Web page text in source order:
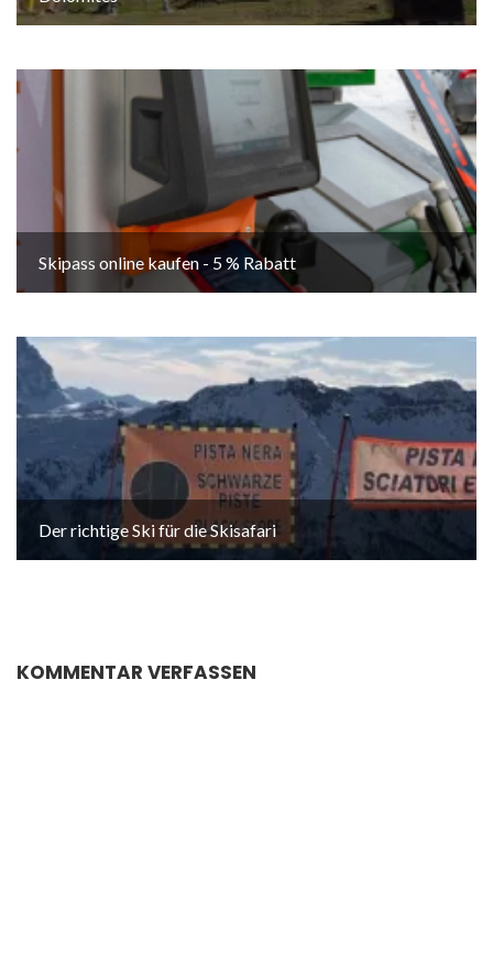
Skipass online kaufen - 5 % Rabatt
Der richtige Ski für die Skisafari
KOMMENTAR VERFASSEN